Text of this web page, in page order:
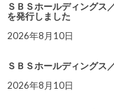
ＳＢＳホールディング
を発行しました
2026年8月10日
ＳＢＳホールディングス
2026年8月10日